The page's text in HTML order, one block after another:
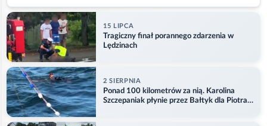
15 LIPCA
Tragiczny finał porannego zdarzenia w
Lędzinach
2 SIERPNIA
Ponad 100 kilometrów za nią. Karolina
Szczepaniak płynie przez Bałtyk dla Piotra.